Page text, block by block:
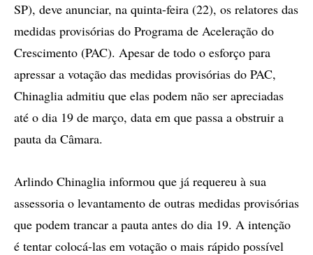
SP), deve anunciar, na quinta-feira (22), os relatores das
medidas provisórias do Programa de Aceleração do
Crescimento (PAC). Apesar de todo o esforço para
apressar a votação das medidas provisórias do PAC,
Chinaglia admitiu que elas podem não ser apreciadas
até o dia 19 de março, data em que passa a obstruir a
pauta da Câmara.
Arlindo Chinaglia informou que já requereu à sua
assessoria o levantamento de outras medidas provisórias
que podem trancar a pauta antes do dia 19. A intenção
é tentar colocá-las em votação o mais rápido possível